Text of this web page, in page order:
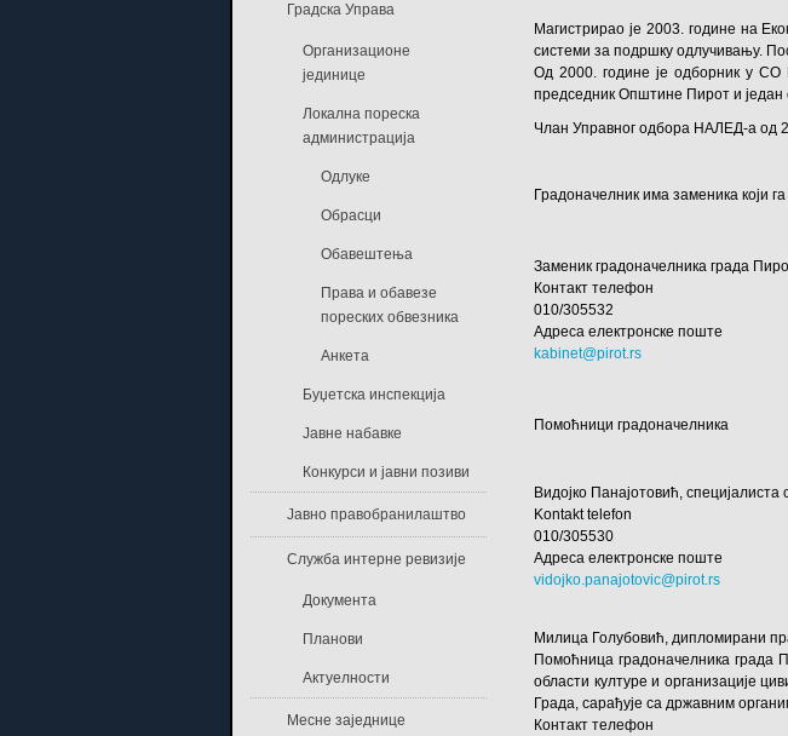
Магистрирао је 2003. године на
системи за подршку одлучивању.
Од 2000. године је одборник у СО
председник Општине Пирот и један
Члан Управног одбора НАЛЕД-а од
Градоначелник има заменика који
Заменик градоначелника града
Контакт телефон
010/305532
Адреса електронске поште
kabinet@pirot.rs
Помоћници градоначелника
Видојко Панајотовић,
Kontakt telefon
010/305530
Адреса електронске поште
vidojko.panajotovic@pirot.rs
Милица Голубовић, дипломирани
Помоћница градоначелника града
области културе и организације
Града, сарађује са државним
Контакт телефон
Градска Управа
Организационе
јединице
Локална пореска
администрација
Одлуке
Обрасци
Обавештења
Права и обавезе
пореских обвезника
Анкета
Буџетска инспекција
Јавне набавке
Конкурси и јавни позиви
Јавно правобранилаштво
Служба интерне ревизије
Документа
Планови
Актуелности
Месне заједнице